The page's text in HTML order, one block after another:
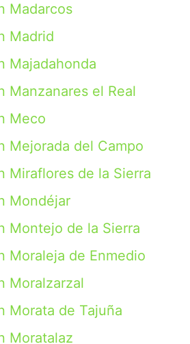
Madarcos
Madrid
Majadahonda
Manzanares el Real
Meco
Mejorada del Campo
Miraflores de la Sierra
Mondéjar
Montejo de la Sierra
Moraleja de Enmedio
Moralzarzal
Morata de Tajuña
Moratalaz